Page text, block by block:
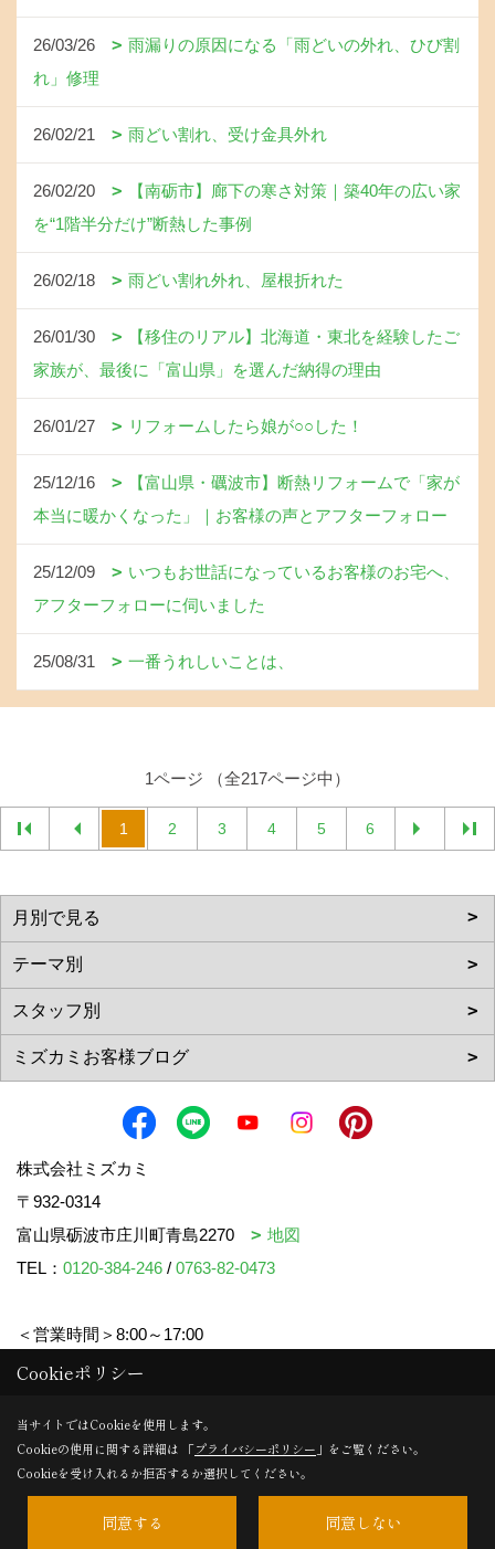
26/03/26
雨漏りの原因になる「雨どいの外れ、ひび割
れ」修理
26/02/21 雨どい割れ、受け金具外れ
26/02/20
【南砺市】廊下の寒さ対策｜築40年の広い家
を“1階半分だけ”断熱した事例
26/02/18 雨どい割れ外れ、屋根折れた
26/01/30
【移住のリアル】北海道・東北を経験したご
家族が、最後に「富山県」を選んだ納得の理由
26/01/27 リフォームしたら娘が○○した！
25/12/16
【富山県・礪波市】断熱リフォームで「家が
本当に暖かくなった」｜お客様の声とアフターフォロー
25/12/09
いつもお世話になっているお客様のお宅へ、
アフターフォローに伺いました
25/08/31 一番うれしいことは、
1ページ （全217ページ中）
1 2 3 4 5 6
株式会社ミズカミ
〒932-0314
富山県砺波市庄川町青島2270
地図
TEL： 0120-384-246 / 0763-82-0473
＜営業時間＞8:00～17:00
＜定休日＞水曜日・祝日
Copyright (c) mizukami. All Rights Reserved.
Cookieポリシー
当サイトではCookieを使用します。
Cookieの使用に関する詳細は 「プライバシーポリシー 」をご覧ください。
Cookieを受け入れるか拒否するか選択してください。
同意する 同意しない